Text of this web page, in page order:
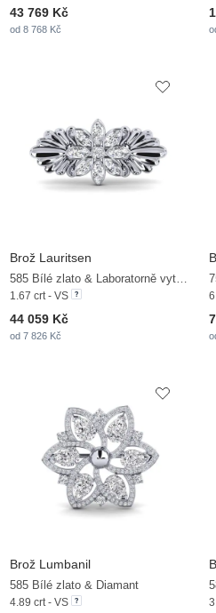
43 769 Kč
od 8 768 Kč
Brož Lauritsen
585 Bílé zlato & Laboratorně vytvořené diamanty
1.67 crt - VS
44 059 Kč
od 7 826 Kč
Brož Lumbanil
585 Bílé zlato & Diamant
4.89 crt - VS